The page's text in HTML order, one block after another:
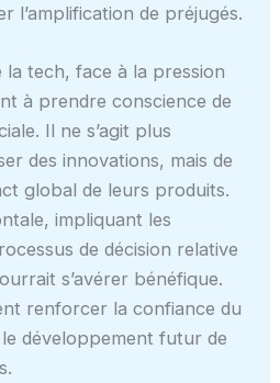
l’amplification de préjugés.
la tech, face à la pression
à prendre conscience de
Il ne s’agit plus
des innovations, mais de
global de leurs produits.
impliquant les
de décision relative
s’avérer bénéfique.
renforcer la confiance du
développement futur de